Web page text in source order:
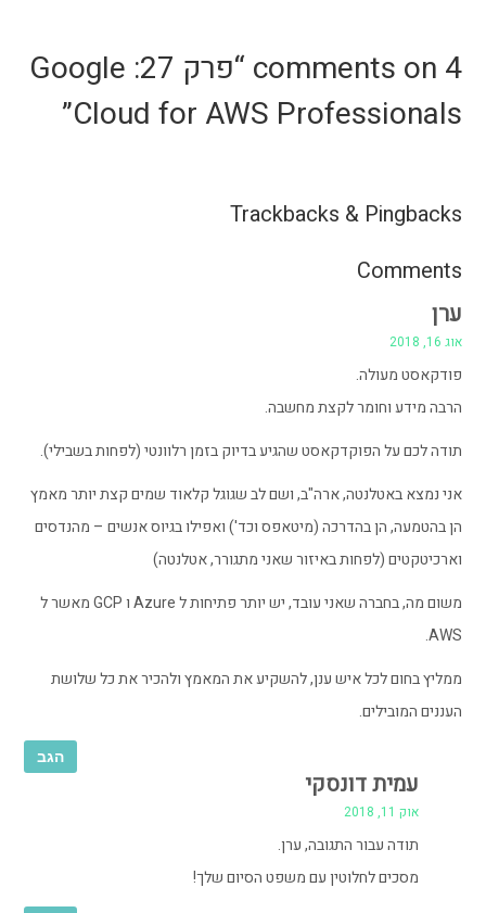
4 comments on “
פרק 27: Google
Cloud for AWS Professionals
”
Trackbacks & Pingbacks
Comments
ערן
אוג 16, 2018
פודקאסט מעולה.
הרבה מידע וחומר לקצת מחשבה.
תודה לכם על הפוקדקאסט שהגיע בדיוק בזמן רלוונטי (לפחות בשבילי).
אני נמצא באטלנטה, ארה"ב, ושם לב שגוגל קלאוד שמים קצת יותר מאמץ
הן בהטמעה, הן בהדרכה (מיטאפס וכד') ואפילו בגיוס אנשים – מהנדסים
וארכיטקטים (לפחות באיזור שאני מתגורר, אטלנטה)
משום מה, בחברה שאני עובד, יש יותר פתיחות ל Azure ו GCP מאשר ל
AWS.
ממליץ בחום לכל איש ענן, להשקיע את המאמץ ולהכיר את כל שלושת
העננים המובילים.
הגב
עמית דונסקי
אוק 11, 2018
תודה עבור התגובה, ערן.
מסכים לחלוטין עם משפט הסיום שלך!